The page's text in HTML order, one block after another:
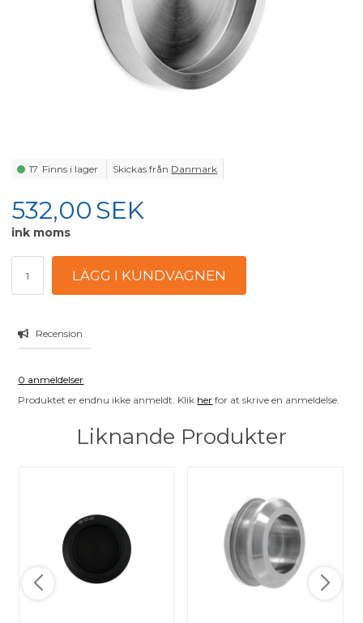
17 Finns i lager Skickas från Danmark
532,00SEK
ink moms
Recension
0 anmeldelser
Produktet er endnu ikke anmeldt. Klik her for at skrive en anmeldelse.
Liknande Produkter